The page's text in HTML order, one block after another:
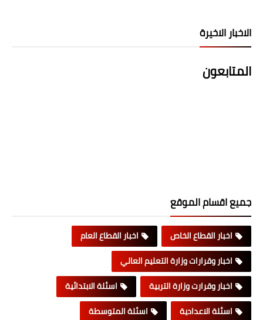
الاخبار الاخيرة
المتابعون
جميع اقسام الموقع
اخبار القطاع الخاص
اخبار القطاع العام
اخبار وقرارات وزارة التعليم العالي
اخبار وقرارت وزارة التربية
اسئلة الابتدائية
اسئلة الاعدادية
اسئلة المتوسطة